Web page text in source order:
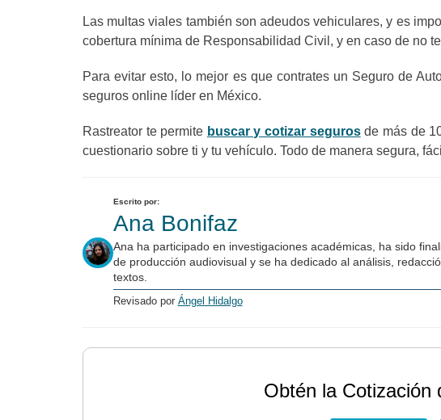
Las multas viales también son adeudos vehiculares, y es
cobertura mínima de Responsabilidad Civil, y en caso de no
Para evitar esto, lo mejor es que contrates un Seguro de
seguros online líder en México.
Rastreator te permite buscar y cotizar segurosde más de
cuestionario sobre ti y tu vehículo. Todo de manera segura,
Escrito por:
Ana Bonifaz
Ana ha participado en investigaciones académicas, ha sido
de producción audiovisual y se ha dedicado al análisis,
textos.
Revisado por Ángel Hidalgo
Obtén la Cotización